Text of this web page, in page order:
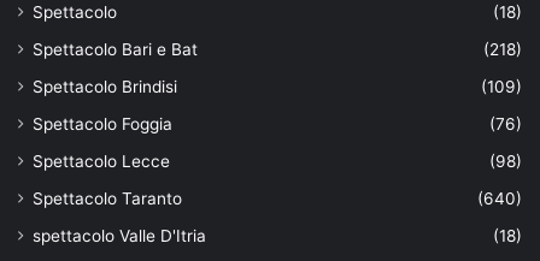
Spettacolo
(18)
Spettacolo Bari e Bat
(218)
Spettacolo Brindisi
(109)
Spettacolo Foggia
(76)
Spettacolo Lecce
(98)
Spettacolo Taranto
(640)
spettacolo Valle D'Itria
(18)